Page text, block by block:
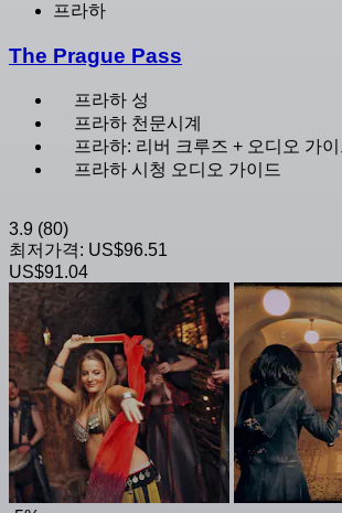
프라하
The Prague Pass
프라하 성
프라하 천문시계
프라하: 리버 크루즈 + 오디오 가이
프라하 시청 오디오 가이드
3.9 (80)
최저가격: US$96.51
US$91.04